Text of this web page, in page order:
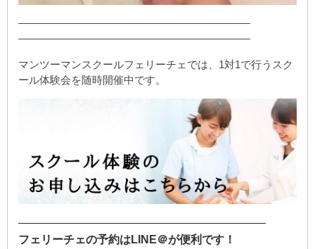
——————————————————————
——————————————————————
マンツーマンスクールフェリーチェでは、1対1で行うスク
ール体験会を随時開催中です。
——————————————————————
フェリーチェの予約はLINE＠が便利です！